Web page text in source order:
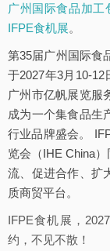
广州国际食品加工
IFPE食机展。
第35届广州国际食
于2027年3月10-12
广州市亿帆展览服
成为一个集食品生
行业品牌盛会。
览会（IHE China
流、促进合作、扩
质商贸平台。
IFPE食机展，
约，不见不散！